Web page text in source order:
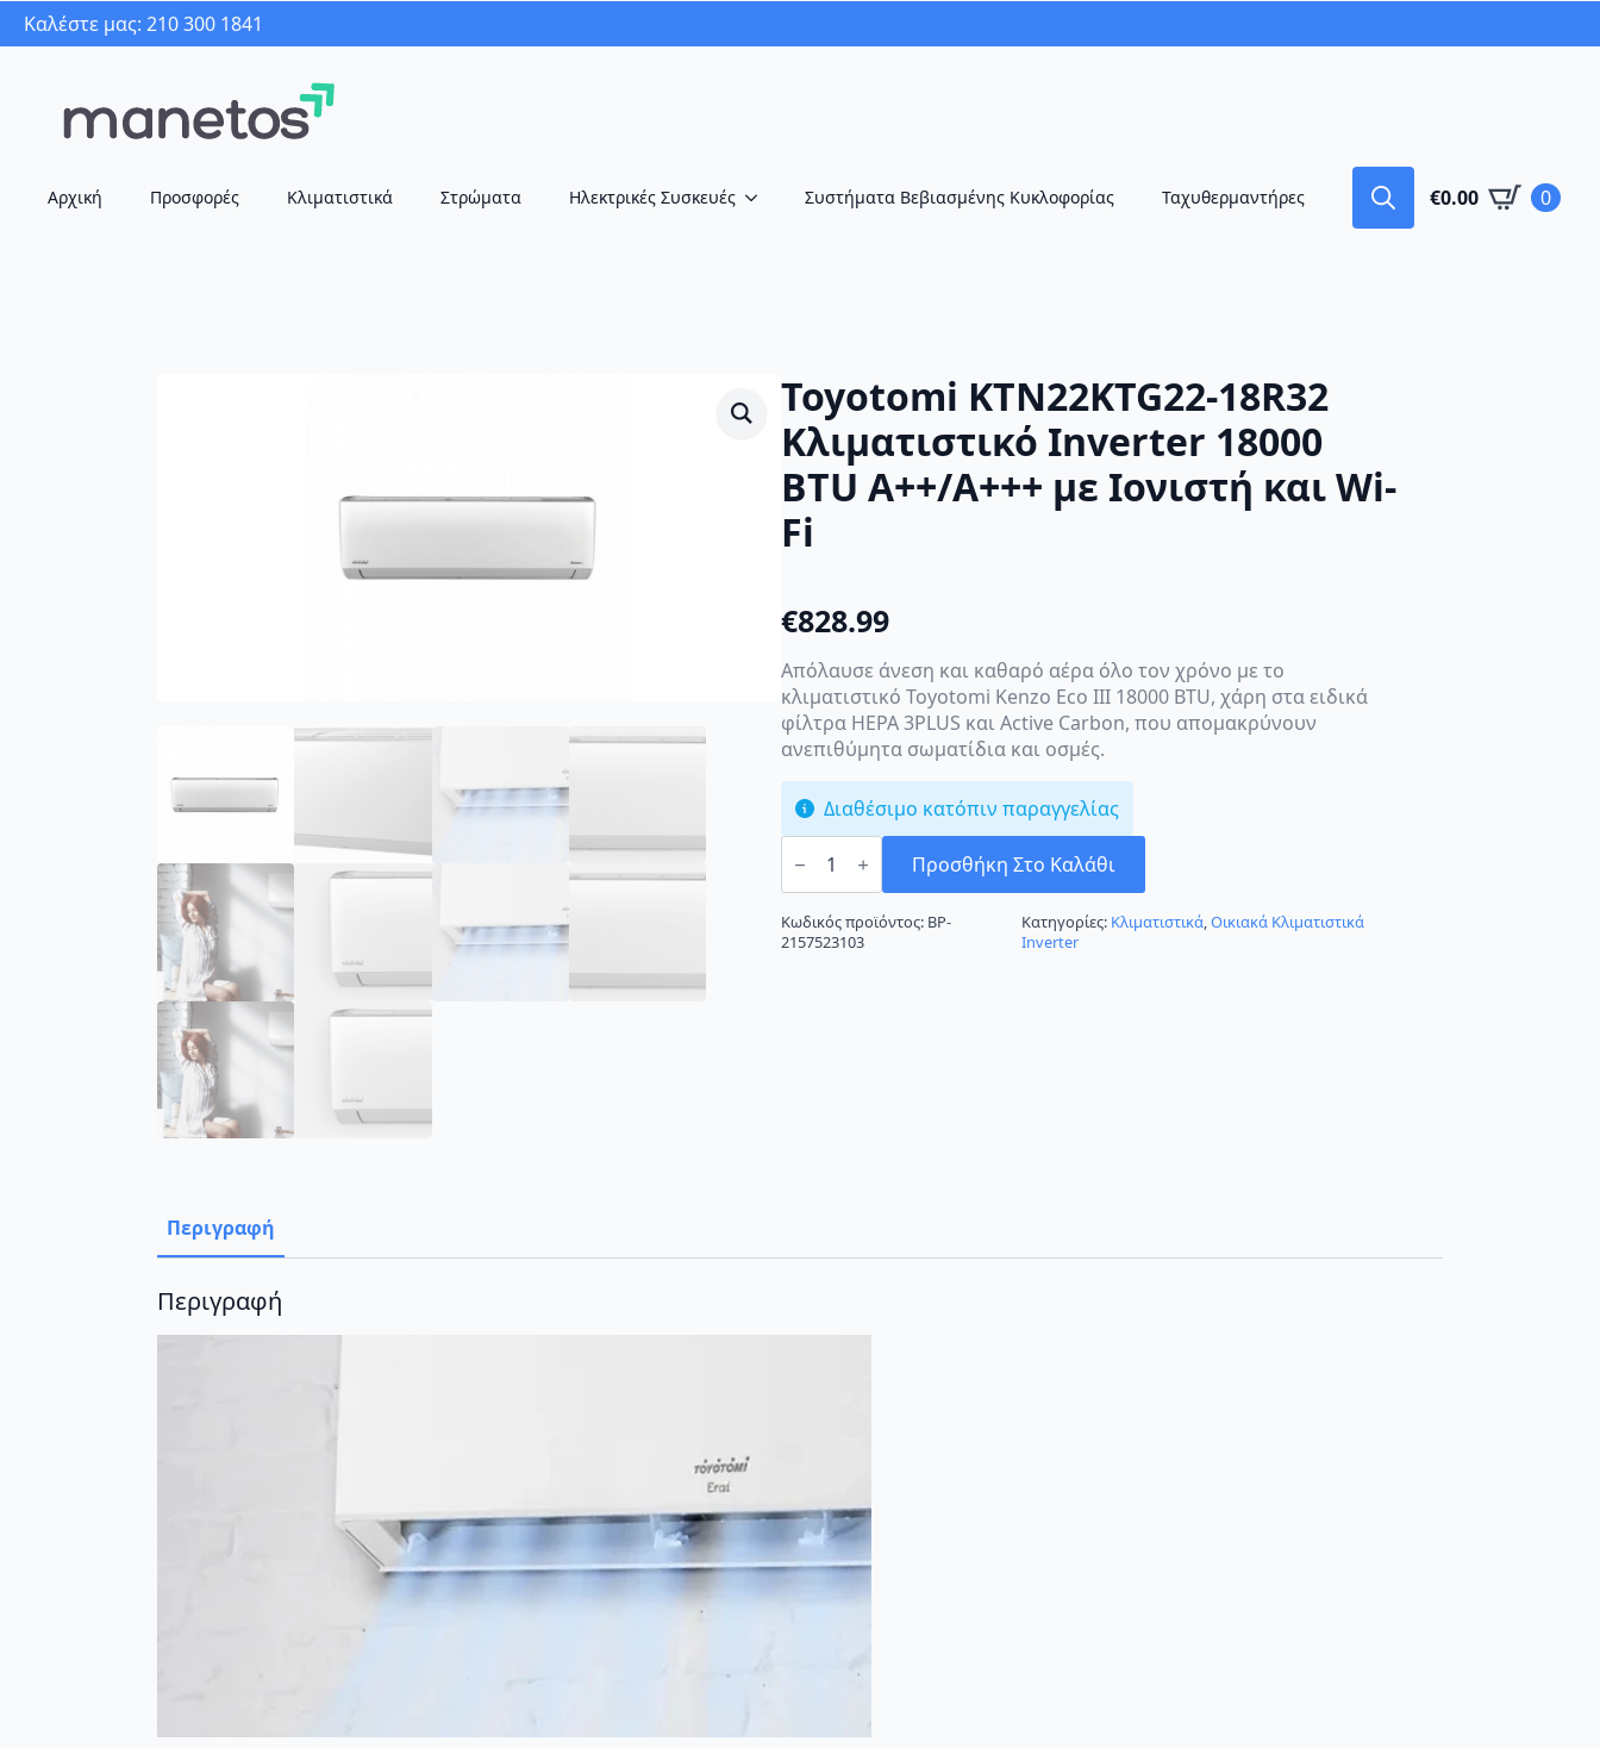
Καλέστε μας: 210 300 1841
Αρχική Προσφορές Κλιματιστικά Στρώματα Ηλεκτρικές Συσκευές Συστήματα Βεβιασμένης Κυκλοφορίας Ταχυθερμαντήρες €0.00 0
Toyotomi KTN22KTG22-18R32
Κλιματιστικό Inverter 18000
BTU A++/A+++ με Ιονιστή και Wi-
Fi
€828.99
Απόλαυσε άνεση και καθαρό αέρα όλο τον χρόνο με το
κλιματιστικό Toyotomi Kenzo Eco III 18000 BTU, χάρη στα ειδικά
φίλτρα HEPA 3PLUS και Active Carbon, που απομακρύνουν
ανεπιθύμητα σωματίδια και οσμές.
Διαθέσιμο κατόπιν παραγγελίας
Toyotomi
KTN22KTG22-
Κλιματιστικό
Inverter
18000
Προσθήκη Στο Καλάθι
Κωδικός προϊόντος: BP-
2157523103
Κατηγορίες: Κλιματιστικά,Οικιακά Κλιματιστικά
Inverter
Περιγραφή
Περιγραφή